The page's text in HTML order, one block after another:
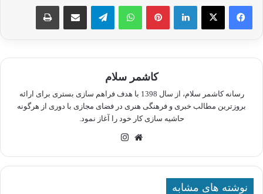
لینکدین پینترستواتس آپ تلگرام اشتراک گذاری از طریق ایمیل چاپ
کاشمر سلام
رسانه کاشمر سلام، از سال 1398 با هدف فراهم سازی بستری برای ارائه
بروزترین مطالب خبری و فرهنگی هنری در فضای مجازی با دوری از هرگونه
حاشیه سازی کار خود را آغاز نمود.
وبسایت
نوشته های مشابه